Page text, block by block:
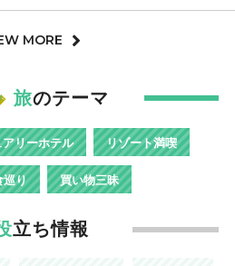
MORE
旅のテーマ
リーホテル リゾート満喫
巡り 買い物三昧
立ち情報